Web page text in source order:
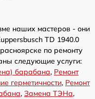
наших мастеров - они
TD 1940.0
по ремонту
следующие услуги:
барабана, Ремонт
герметичности, Ремонт
, Замена ТЭНа,